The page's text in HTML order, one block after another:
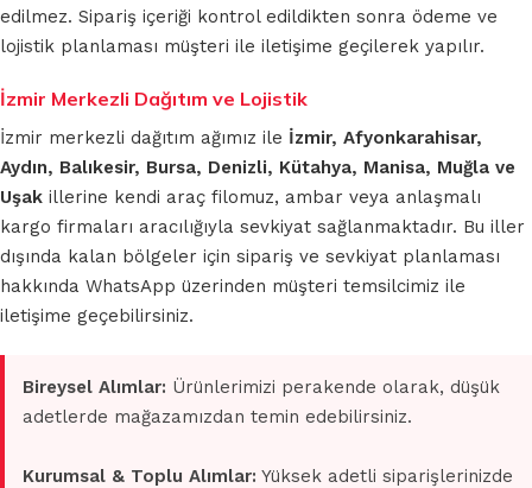
edilmez. Sipariş içeriği kontrol edildikten sonra ödeme ve
lojistik planlaması müşteri ile iletişime geçilerek yapılır.
İzmir Merkezli Dağıtım ve Lojistik
İzmir merkezli dağıtım ağımız ile İzmir, Afyonkarahisar,
Aydın, Balıkesir, Bursa, Denizli, Kütahya, Manisa, Muğla ve
Uşak illerine kendi araç filomuz, ambar veya anlaşmalı
kargo firmaları aracılığıyla sevkiyat sağlanmaktadır. Bu iller
dışında kalan bölgeler için sipariş ve sevkiyat planlaması
hakkında WhatsApp üzerinden müşteri temsilcimiz ile
iletişime geçebilirsiniz.
Bireysel Alımlar: Ürünlerimizi perakende olarak, düşük
adetlerde mağazamızdan temin edebilirsiniz.
Kurumsal & Toplu Alımlar: Yüksek adetli siparişlerinizde